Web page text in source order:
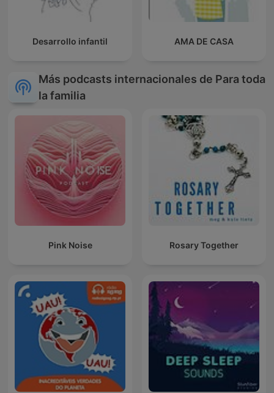
Desarrollo infantil AMA DE CASA
Más podcasts internacionales de Para toda
la familia
Pink Noise Rosary Together